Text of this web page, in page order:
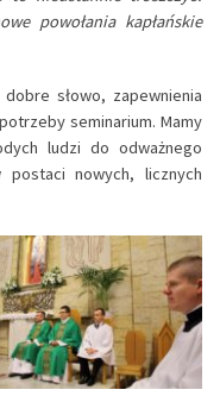
powołania kapłańskie
słowo, zapewnienia
seminarium. Mamy
ludzi do odważnego
nowych, licznych